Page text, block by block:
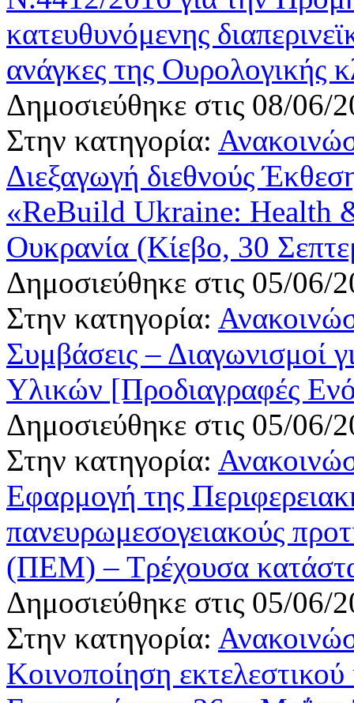
κατευθυνόμενης
ανάγκες της Ουρολογικής
Δημοσιεύθηκε στις 08/06/
Στην κατηγορία:
Διεξαγωγή διεθνούς
«ReBuild Ukraine: Health
Ουκρανία (Κίεβο, 30
Δημοσιεύθηκε στις 05/06/
Στην κατηγορία:
Συμβάσεις – Διαγωνισμοί
Υλικών [Προδιαγραφές
Δημοσιεύθηκε στις 05/06/
Στην κατηγορία:
Εφαρμογή της
πανευρωμεσογειακούς
(ΠΕΜ) – Τρέχουσα
Δημοσιεύθηκε στις 05/06/
Στην κατηγορία:
Κοινοποίηση